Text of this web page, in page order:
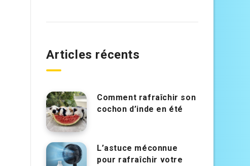
Articles récents
Comment rafraîchir son
cochon d’inde en été
L’astuce méconnue
pour rafraîchir votre